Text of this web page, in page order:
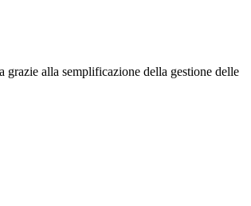
grazie alla semplificazione della gestione delle